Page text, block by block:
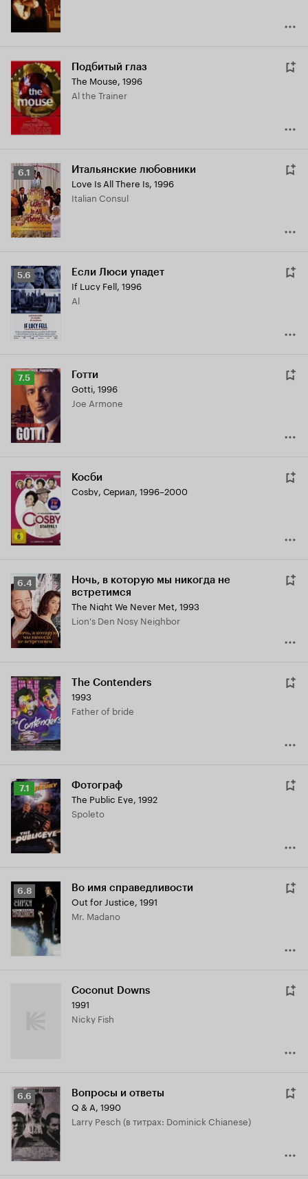
Подбитый глаз
The Mouse, 1996
Al the Trainer
Рейтинг
Кинопоиска
6.1
6.1 Итальянские любовники
Love Is All There Is, 1996
Italian Consul
Рейтинг
Кинопоиска
5.6
5.6 Если Люси упадет
If Lucy Fell, 1996
Al
Рейтинг
Кинопоиска
7.5
7.5 Готти
Gotti, 1996
Joe Armone
Косби
Cosby, Сериал, 1996–2000
Рейтинг
Кинопоиска
6.4
6.4
Ночь, в которую мы никогда не
встретимся
The Night We Never Met, 1993
Lion's Den Nosy Neighbor
The Contenders
1993
Father of bride
Рейтинг
Кинопоиска
7.1
7.1 Фотограф
The Public Eye, 1992
Spoleto
Рейтинг
Кинопоиска
6.8
6.8 Во имя справедливости
Out for Justice, 1991
Mr. Madano
Coconut Downs
1991
Nicky Fish
Рейтинг
Кинопоиска
6.6
6.6 Вопросы и ответы
Q & A, 1990
Larry Pesch (в титрах: Dominick Chianese)